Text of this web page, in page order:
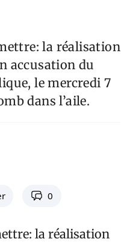
la réalisation
accusation du
le mercredi 7
dans l’aile.
0
la réalisation